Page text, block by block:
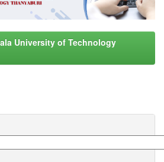
University of Technology